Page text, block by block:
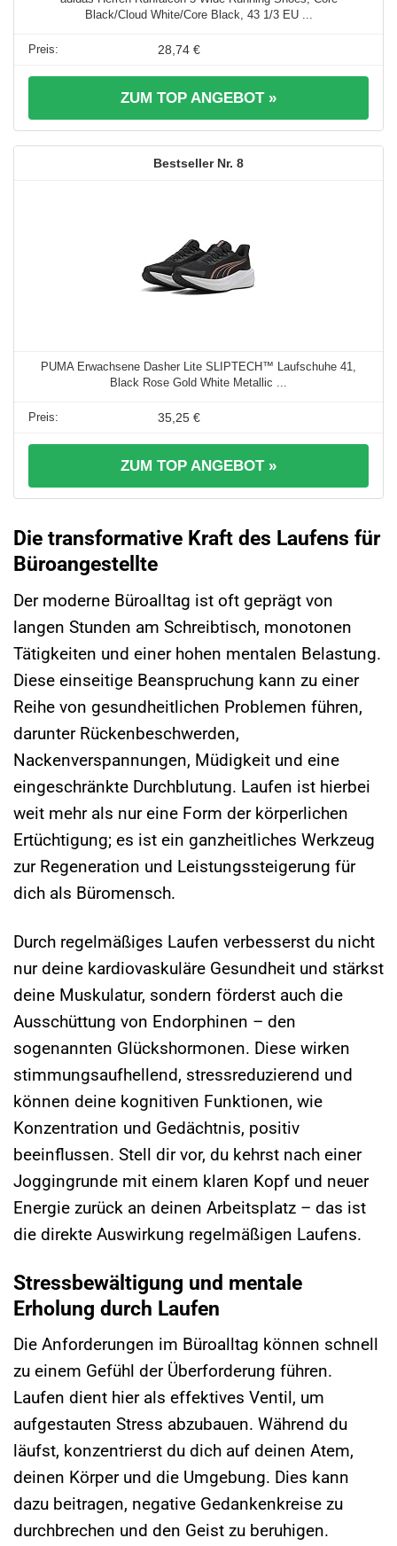
Black/Cloud White/Core Black, 43 1/3 EU ...
28,74 €
ZUM TOP ANGEBOT »
8
PUMA Erwachsene Dasher Lite SLIPTECH™ Laufschuhe 41,
Black Rose Gold White Metallic ...
35,25 €
ZUM TOP ANGEBOT »
Die transformative Kraft des Laufens für
Büroangestellte
Der moderne Büroalltag ist oft geprägt von
langen Stunden am Schreibtisch, monotonen
Tätigkeiten und einer hohen mentalen Belastung.
Diese einseitige Beanspruchung kann zu einer
Reihe von gesundheitlichen Problemen führen,
darunter Rückenbeschwerden,
Nackenverspannungen, Müdigkeit und eine
eingeschränkte Durchblutung. Laufen ist hierbei
weit mehr als nur eine Form der körperlichen
Ertüchtigung; es ist ein ganzheitliches Werkzeug
zur Regeneration und Leistungssteigerung für
dich als Büromensch.
Durch regelmäßiges Laufen verbesserst du nicht
nur deine kardiovaskuläre Gesundheit und stärkst
deine Muskulatur, sondern förderst auch die
Ausschüttung von Endorphinen – den
sogenannten Glückshormonen. Diese wirken
stimmungsaufhellend, stressreduzierend und
können deine kognitiven Funktionen, wie
Konzentration und Gedächtnis, positiv
beeinflussen. Stell dir vor, du kehrst nach einer
Joggingrunde mit einem klaren Kopf und neuer
Energie zurück an deinen Arbeitsplatz – das ist
die direkte Auswirkung regelmäßigen Laufens.
Stressbewältigung und mentale
Erholung durch Laufen
Die Anforderungen im Büroalltag können schnell
zu einem Gefühl der Überforderung führen.
Laufen dient hier als effektives Ventil, um
aufgestauten Stress abzubauen. Während du
läufst, konzentrierst du dich auf deinen Atem,
deinen Körper und die Umgebung. Dies kann
dazu beitragen, negative Gedankenkreise zu
durchbrechen und den Geist zu beruhigen.